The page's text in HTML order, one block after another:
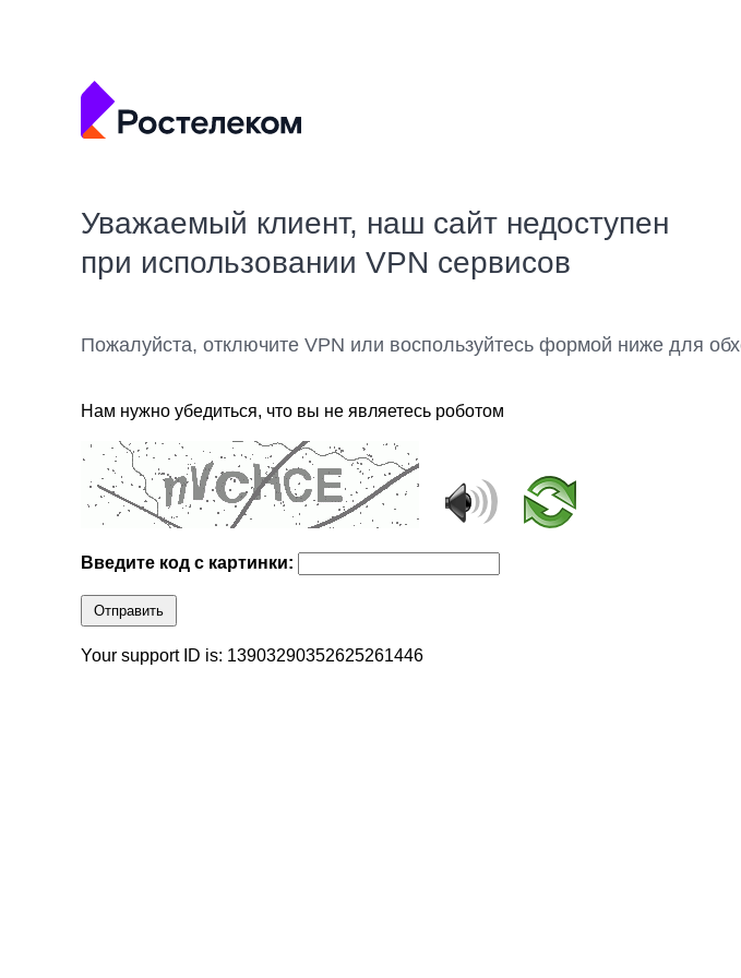
Уважаемый клиент, наш сайт недоступен
при использовании VPN сервисов
Пожалуйста, отключите VPN или воспользуйтесь формой ниже для
Нам нужно убедиться, что вы не являетесь роботом
Введите код с картинки:
Отправить
Your support ID is: 13903290352625261446